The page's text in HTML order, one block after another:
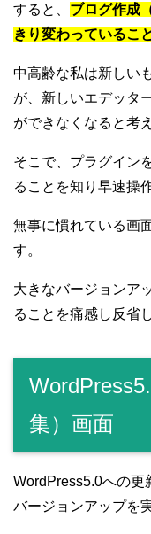
すると、 ブログ作成
きり変わっているこ
中高齢な私は新しい
が、新しいエデッタ
ができなくなると考
そこで、プラグイン
ることを知り早速操
無事に慣れている画
す。
大きなバージョンア
ることを痛感し反省
集）画面
WordPress5.0への更
バージョンアップを